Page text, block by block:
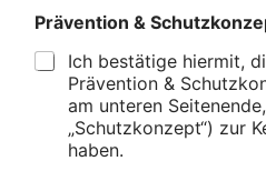
Prävention &
Ich bestätige hiermit,
Prävention &
am unteren
„Schutzkonzept“) zur
haben.